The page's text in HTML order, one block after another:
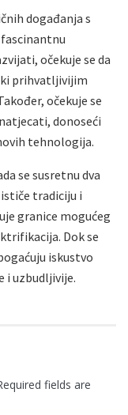
događanja s
očekuje se da
prihvatljivijim
očekuje se
donoseći
tehnologija.
se susretnu dva
tradiciju i
granice mogućeg
Dok se
iskustvo
i uzbudljivije.
fields are